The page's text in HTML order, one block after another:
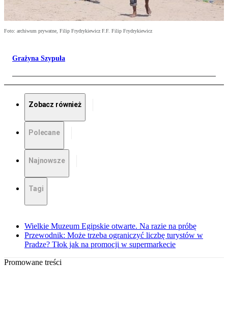
Foto: archiwum prywatne, Filip Frydrykiewicz F.F. Filip Frydrykiewicz
Grażyna Szypuła
Zobacz również
Polecane
Najnowsze
Tagi
Wielkie Muzeum Egipskie otwarte. Na razie na próbę
Przewodnik: Może trzeba ograniczyć liczbę turystów w
Pradze? Tłok jak na promocji w supermarkecie
Promowane treści